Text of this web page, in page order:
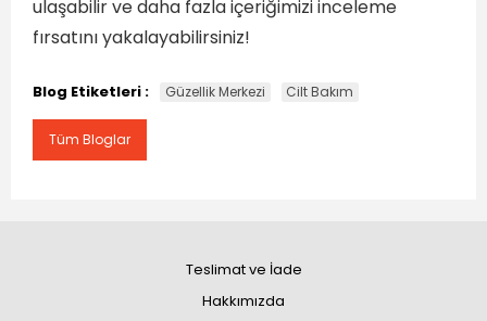
ulaşabilir ve daha fazla içeriğimizi inceleme
fırsatını yakalayabilirsiniz!
Blog Etiketleri : Güzellik Merkezi Cilt Bakım
Tüm Bloglar
Teslimat ve İade
Hakkımızda